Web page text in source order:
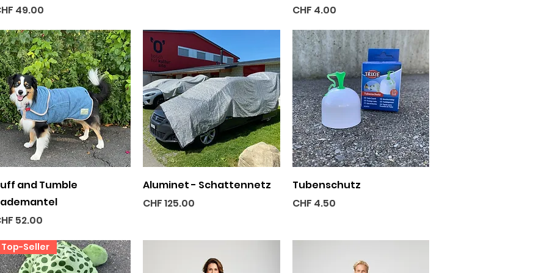
49.00
Preis
CHF 4.00
Schnellansicht
and Tumble
52.00
Schnellansicht
Aluminet - Schattennetz
Preis
CHF 125.00
Schnellansicht
Tubenschutz
Preis
CHF 4.50
Top-Seller